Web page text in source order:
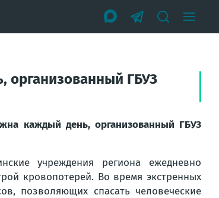
организованный ГБУЗ
каждый день, организованный ГБУЗ
учреждения региона ежедневно
кровопотерей. Во время экстренных
позволяющих спасать человеческие